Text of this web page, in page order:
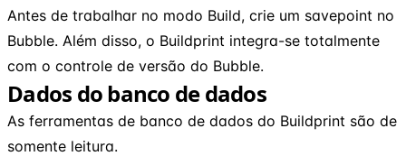
Antes de trabalhar no modo Build, crie um savepoint no
Bubble. Além disso, o Buildprint integra-se totalmente
com o controle de versão do Bubble.
Dados do banco de dados
As ferramentas de banco de dados do Buildprint são de
somente leitura.